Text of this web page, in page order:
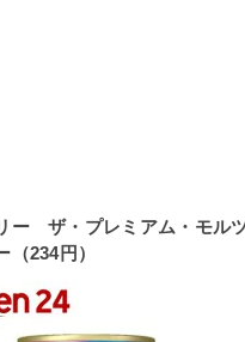
ー ザ・プレミアム・モル
（234円）